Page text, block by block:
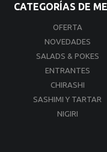
CATEGORÍAS DE
OFERTA
NOVEDADES
SALADS & POKES
ENTRANTES
CHIRASHI
SASHIMI Y TARTAR
NIGIRI